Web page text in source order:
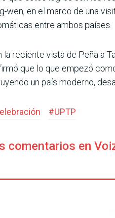
wen, en el marco de una
entre ambos países.
la reciente vista de Peña a
que lo que empezó
un país moderno,
#UPTP
comentarios en